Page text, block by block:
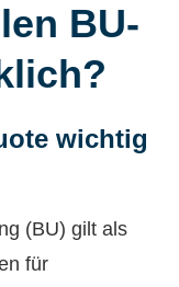
BU-
wichtig
(BU) gilt als
für